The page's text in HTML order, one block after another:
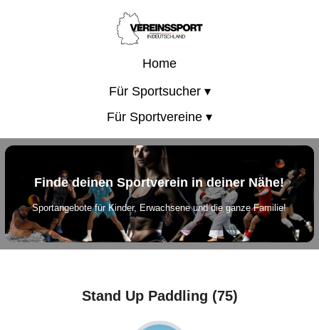
Home
Für Sportsucher ▾
Für Sportvereine ▾
Finde deinen Sportverein in deiner Nähe!
Sportangebote für Kinder, Erwachsene und die ganze Familie!
Stand Up Paddling (75)